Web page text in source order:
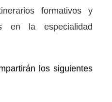
formativos y
en la especialidad
los siguientes